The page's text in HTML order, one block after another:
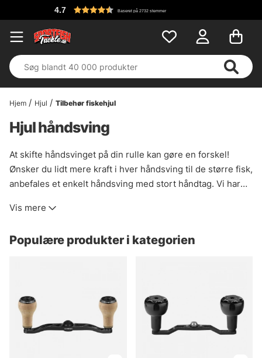
Baseret på 2732 stemmer
Hjem Hjul Tilbehør fiskehjul
Hjul håndsving
At skifte håndsvinget på din rulle kan gøre en forskel!
Ønsker du lidt mere kraft i hver håndsving til de større fisk,
anbefales et enkelt håndsving med stort håndtag. Vi har
en makeover! Husk på, at ikke alle håndsving passer til alle
Vis mere
Populære produkter i kategorien